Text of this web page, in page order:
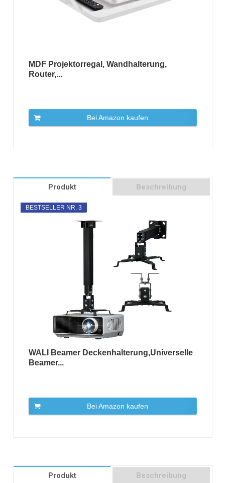
MDF Projektorregal, Wandhalterung,
Router,...
Bei Amazon kaufen
Produkt Beschreibung
BESTSELLER NR. 3
WALI Beamer Deckenhalterung,Universelle
Beamer...
Bei Amazon kaufen
Produkt Beschreibung